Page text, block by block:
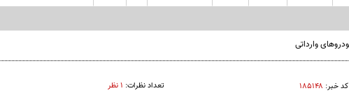
کد خبر: ۱۸۵۱۴۸ تعداد نظرات: ۱ نظر